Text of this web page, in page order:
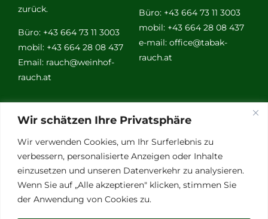
Wir schätzen Ihre Privatsphäre
Wir verwenden Cookies, um Ihr Surferlebnis zu
verbessern, personalisierte Anzeigen oder Inhalte
einzusetzen und unseren Datenverkehr zu analysieren.
Wenn Sie auf „Alle akzeptieren" klicken, stimmen Sie
der Anwendung von Cookies zu.
zurück.
Büro: +43 664 73 11 3003
mobil: +43 664 28 08 437
Email: rauch@weinhof-
rauch.at
Büro: +43 664 73 11 3003
mobil: +43 664 28 08 437
e-mail: office@tabak-
rauch.at
Weitere
Links
Vino Vitalis
Ottersbachtal
Partnerbetriebe